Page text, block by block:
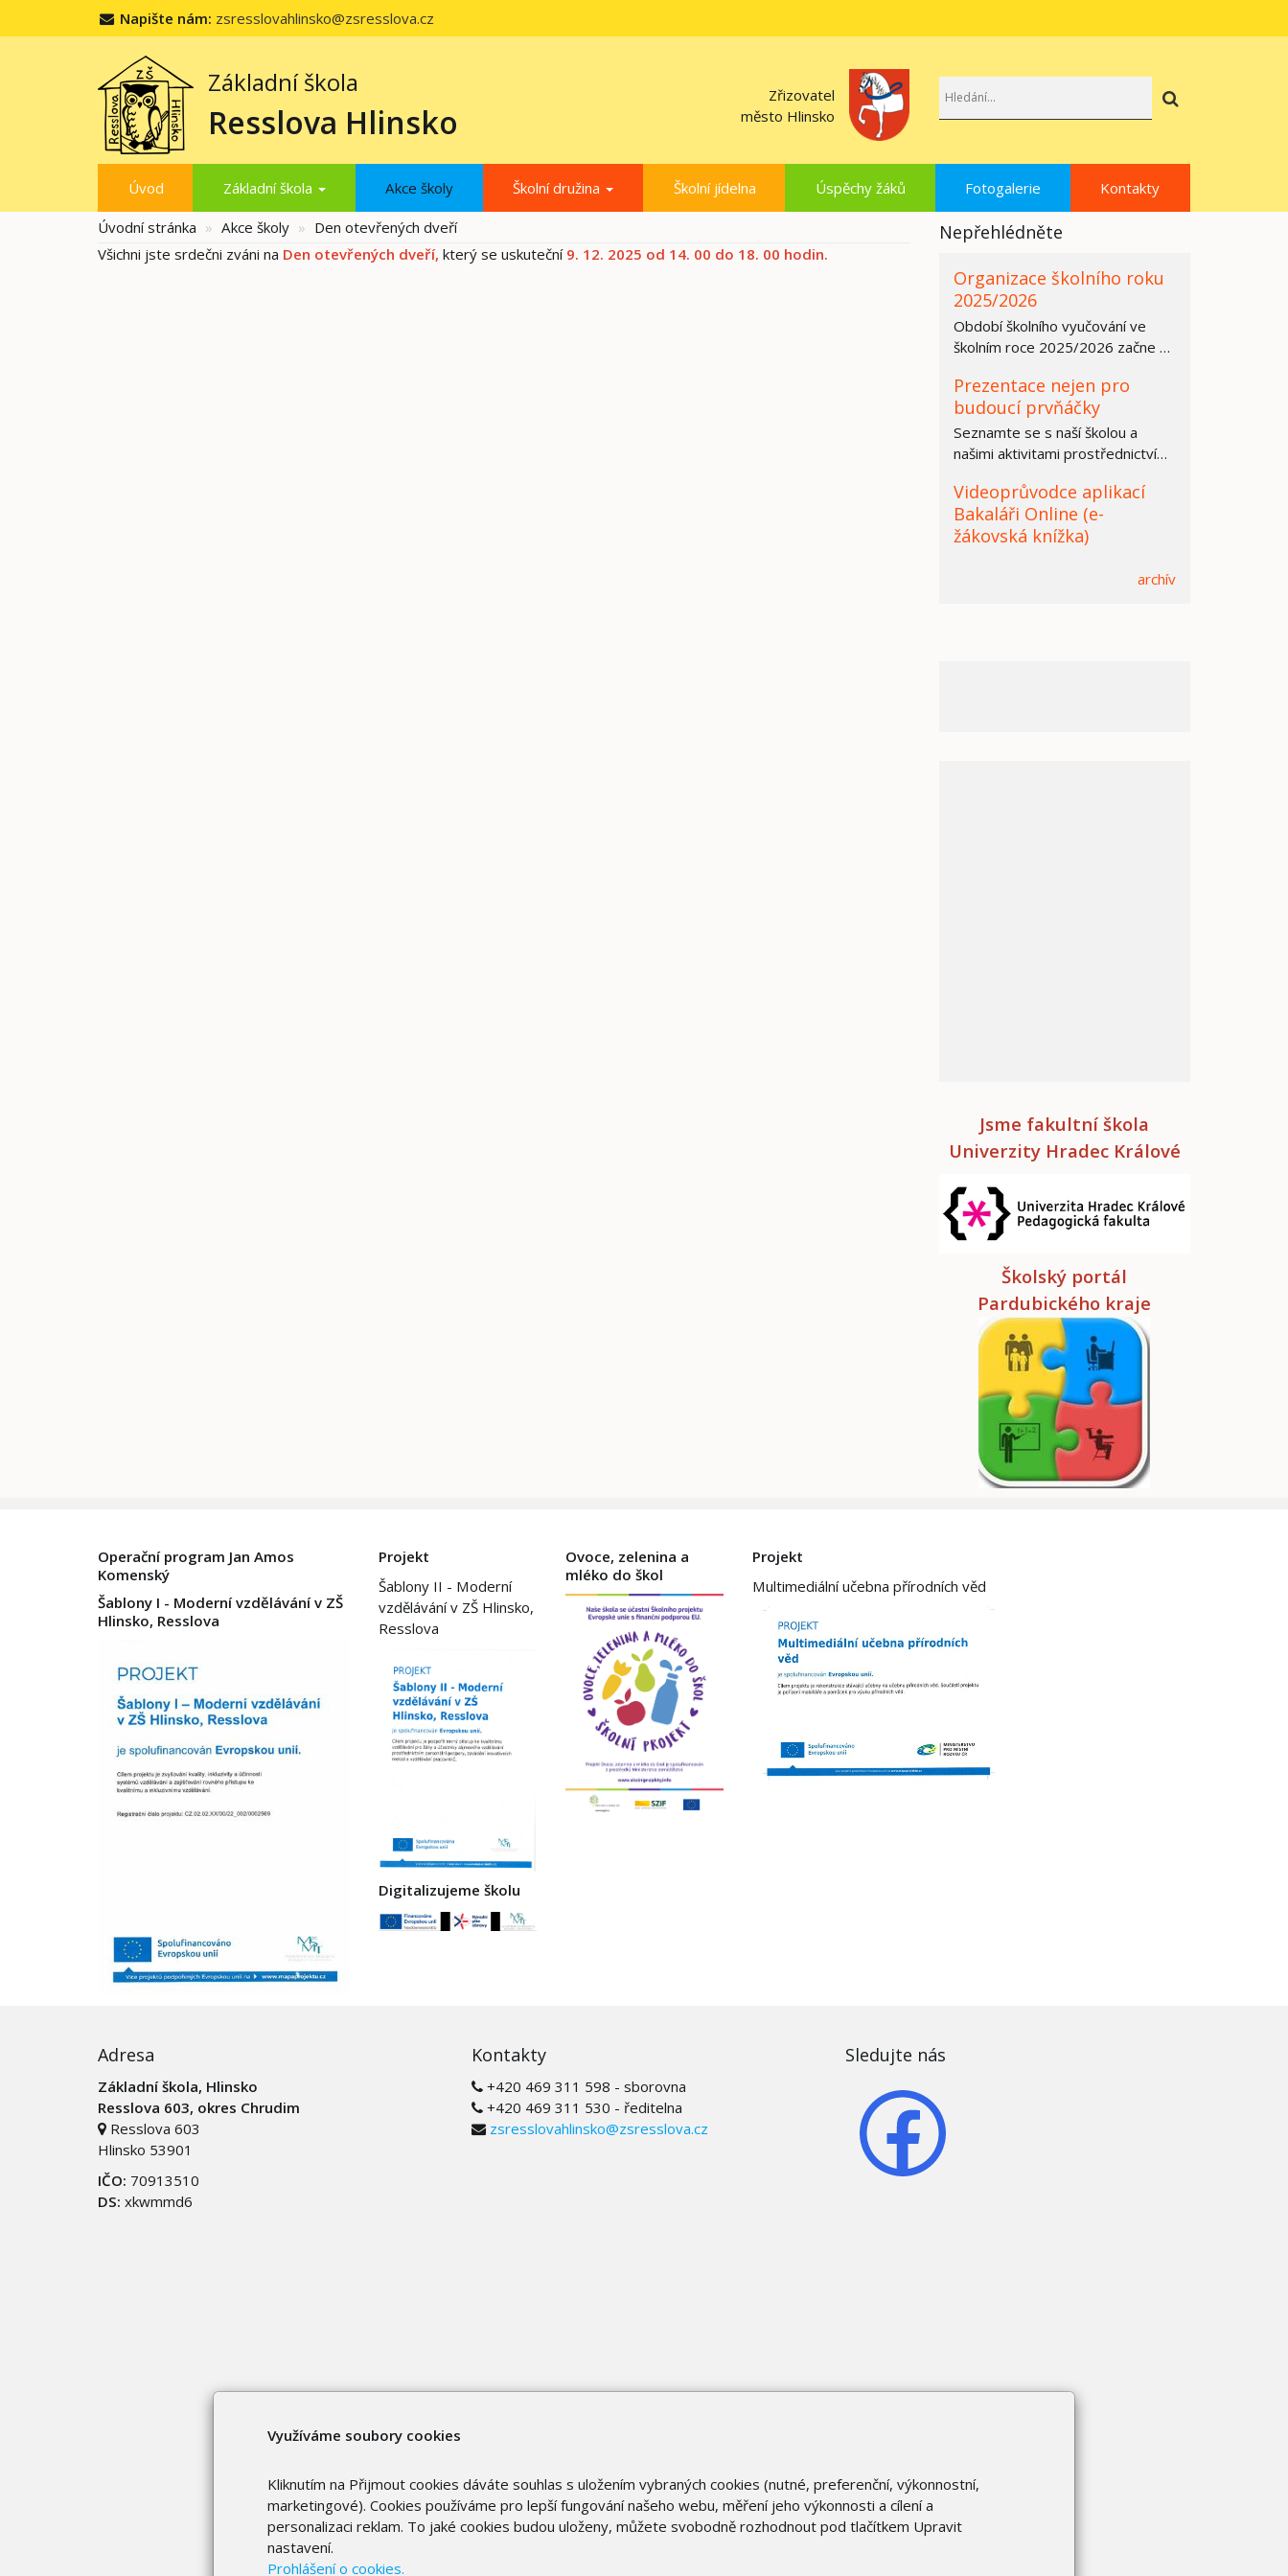
Napište nám: zsresslovahlinsko@zsresslova.cz
Základní škola
Resslova Hlinsko
Zřizovatel
město Hlinsko
Úvod Základní škola Akce školy Školní družina Školní jídelna Úspěchy žáků Fotogalerie Kontakty
Úvodní stránka Akce školy
Den otevřených dveří
Všichni jste srdečni zváni na Den otevřených dveří, který se uskuteční 9. 12. 2025 od 14. 00 do 18. 00 hodin.
Nepřehlédněte
Organizace školního roku
2025/2026
Období školního vyučování ve
školním roce 2025/2026 začne ve
středních…
Prezentace nejen pro
budoucí prvňáčky
Seznamte se s naší školou a
našimi aktivitami prostřednictvím
Videoprůvodce aplikací
Bakaláři Online (e-
žákovská knížka)
archív
Jsme fakultní škola
Univerzity Hradec Králové
Školský portál
Pardubického kraje
Operační program Jan Amos
Komenský
Šablony I - Moderní vzdělávání v ZŠ
Hlinsko, Resslova
Projekt
Šablony II - Moderní
vzdělávání v ZŠ Hlinsko,
Resslova
Digitalizujeme školu
Ovoce, zelenina a
mléko do škol
Projekt
Multimediální učebna přírodních věd
Adresa
Základní škola, Hlinsko
Resslova 603, okres Chrudim
Resslova 603
Hlinsko 53901
IČO: 70913510
DS: xkwmmd6
Kontakty
+420 469 311 598 - sborovna
+420 469 311 530 - ředitelna
zsresslovahlinsko@zsresslova.cz
Sledujte nás
Využíváme soubory cookies
Kliknutím na Přijmout cookies dáváte souhlas s uložením vybraných cookies (nutné, preferenční, výkonnostní,
marketingové). Cookies používáme pro lepší fungování našeho webu, měření jeho výkonnosti a cílení a
personalizaci reklam. To jaké cookies budou uloženy, můžete svobodně rozhodnout pod tlačítkem Upravit
nastavení.
Prohlášení o cookies.